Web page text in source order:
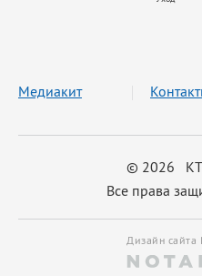
© 2026
Все права
Медиакит
Дизайн сайта